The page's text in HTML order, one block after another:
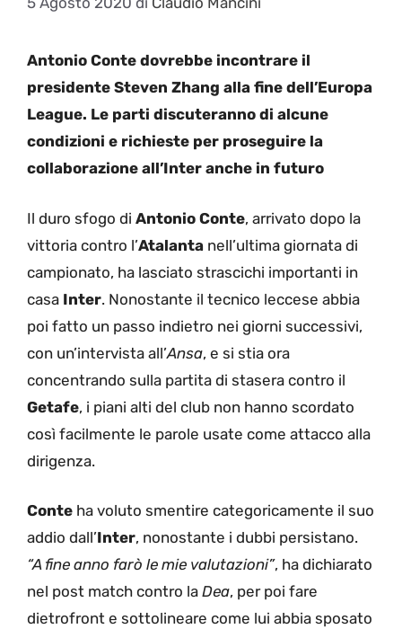
Antonio Conte dovrebbe incontrare il
presidente Steven Zhang alla fine dell’Europa
League. Le parti discuteranno di alcune
condizioni e richieste per proseguire la
collaborazione all’Inter anche in futuro
Il duro sfogo di Antonio Conte, arrivato dopo la
vittoria contro l’Atalanta nell’ultima giornata di
campionato, ha lasciato strascichi importanti in
casa Inter. Nonostante il tecnico leccese abbia
poi fatto un passo indietro nei giorni successivi,
con un’intervista all’Ansa, e si stia ora
concentrando sulla partita di stasera contro il
Getafe, i piani alti del club non hanno scordato
così facilmente le parole usate come attacco alla
dirigenza.
Conte ha voluto smentire categoricamente il suo
addio dall’Inter, nonostante i dubbi persistano.
“A fine anno farò le mie valutazioni”, ha dichiarato
nel post match contro la Dea, per poi fare
dietrofront e sottolineare come lui abbia sposato